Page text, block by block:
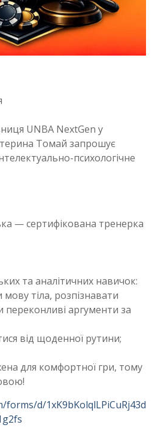
UNBA NextGen у
Томай запрошує
психологічне
— сертифікована тренерка
та аналітичних навичок:
тіла, розпізнавати
переконливі аргументи за
від щоденної рутини;
для комфортної гри, тому
forms/d/1xK9bKolqlLPiCuRj43d